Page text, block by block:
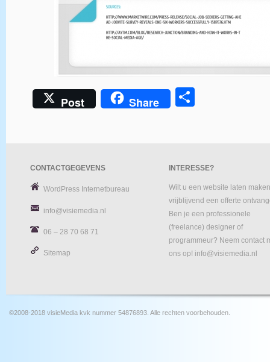
Post Share
CONTACTGEGEVENS
WordPress Internetbureau
info@visiemedia.nl
06 – 28 70 68 71
Sitemap
INTERESSE?
Wilt u een website laten
vrijblijvend een offerte
Ben je een professionele
(freelance) designer of
programmeur? Neem contact
ons op! info@visiemedia.nl
©2008-2018 visieMedia kvk nummer 54876893. Alle rechten voorbehouden.